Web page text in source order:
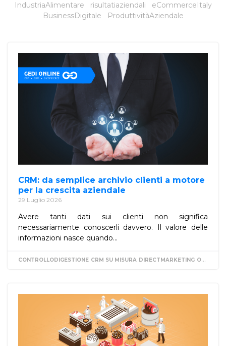
IndustriaAlimentare risultatiaziendali
eCommerceItaly
BusinessDigitale
ProduttivitàAziendale
CRM: da semplice archivio clienti a motore
per la crescita aziendale
29 Luglio 2026
Avere tanti dati sui clienti non significa
necessariamente conoscerli davvero. Il valore delle
informazioni nasce quando...
CONTROLLODIGESTIONE CRM SU MISURA DIRECTMARKETING ORGANIZZAZIONE